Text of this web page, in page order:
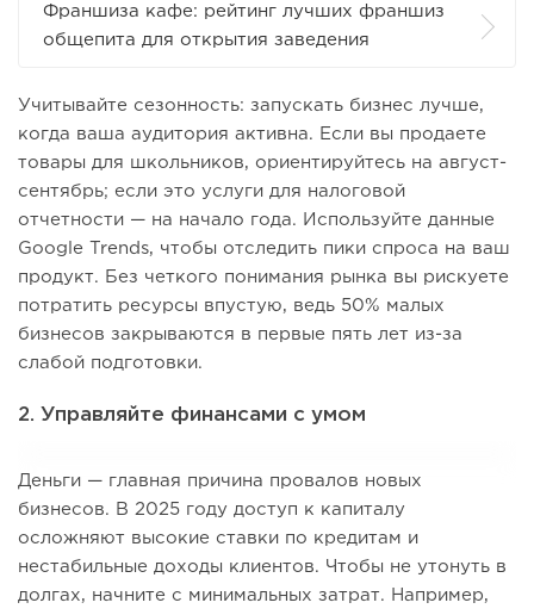
Франшиза кафе: рейтинг лучших франшиз
общепита для открытия заведения
Учитывайте сезонность: запускать бизнес лучше,
когда ваша аудитория активна. Если вы продаете
товары для школьников, ориентируйтесь на август-
сентябрь; если это услуги для налоговой
отчетности — на начало года. Используйте данные
Google Trends, чтобы отследить пики спроса на ваш
продукт. Без четкого понимания рынка вы рискуете
потратить ресурсы впустую, ведь 50% малых
бизнесов закрываются в первые пять лет из-за
слабой подготовки.
2. Управляйте финансами с умом
Деньги — главная причина провалов новых
бизнесов. В 2025 году доступ к капиталу
осложняют высокие ставки по кредитам и
нестабильные доходы клиентов. Чтобы не утонуть в
долгах, начните с минимальных затрат. Например,